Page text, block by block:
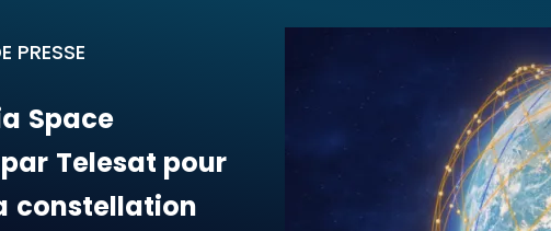
PRESSE
Space sélectionné par Telesat pour
Space
par Telesat pour
constellation